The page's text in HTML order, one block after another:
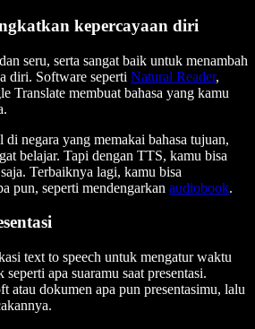
kepercayaan diri
seru, serta sangat baik untuk menambah
diri. Software seperti Natural Reader,
Translate membuat bahasa yang kamu
negara yang memakai bahasa tujuan,
belajar. Tapi dengan TTS, kamu bisa
Terbaiknya lagi, kamu bisa
pun, seperti mendengarkan audiobook.
text to speech untuk mengatur waktu
seperti apa suaramu saat presentasi.
atau dokumen apa pun presentasimu, lalu